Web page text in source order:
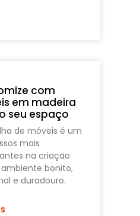
com
em madeira
seu espaço
de móveis é um
mais
na criação
bonito,
e duradouro.